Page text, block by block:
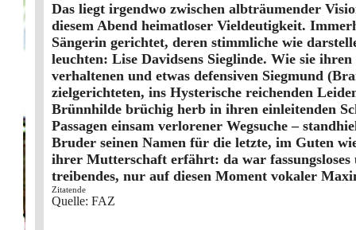
Das liegt irgendwo zwischen albträumender
diesem Abend heimatloser Vieldeutigkeit.
Sängerin gerichtet, deren stimmliche wie
leuchten: Lise Davidsens Sieglinde. Wie sie
verhaltenen und etwas defensiven Siegmund
zielgerichteten, ins Hysterische reichenden
Brünnhilde brüchig herb in ihren einleitenden
Passagen einsam verlorener Wegsuche –
Bruder seinen Namen für die letzte, im Guten
ihrer Mutterschaft erfährt: da war
treibendes, nur auf diesen Moment vokaler
Zitatende
Quelle: FAZ